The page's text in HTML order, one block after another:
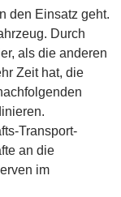
den Einsatz geht.
Durch
als die anderen
Zeit hat, die
Transport-
an die
im